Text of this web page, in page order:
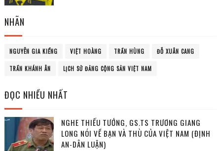
NHÃN
NGUYỄN GIA KIỂNG VIỆT HOÀNG TRẦN HÙNG ĐỖ XUÂN CANG
TRẦN KHÁNH ÂN LỊCH SỬ ĐẢNG CỘNG SẢN VIỆT NAM
ĐỌC NHIỀU NHẤT
NGHE THIẾU TƯỚNG, GS.TS TRƯƠNG GIANG
LONG NÓI VỀ BẠN VÀ THÙ CỦA VIỆT NAM (ĐỊNH
AN-DÂN LUẬN)